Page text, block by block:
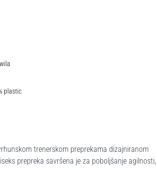
plastic
trenerskom preprekama dizajniranom
prepreka savršena je za poboljšanje agilnosti,